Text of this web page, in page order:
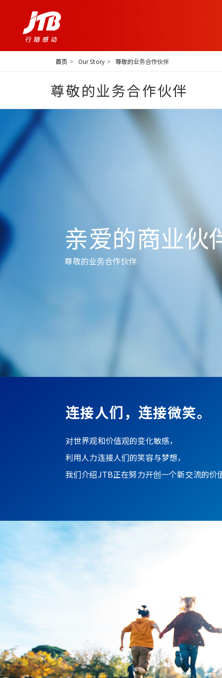
首页 Our Story 尊敬的业务合作伙伴
尊敬的业务合作伙伴
亲爱的商业伙
尊敬的业务合作伙伴
连接人们，连接微笑。
对世界观和价值观的变化敏感，
利用人力连接人们的笑容与梦想，
我们介绍JTB正在努力开创一个新交流的价